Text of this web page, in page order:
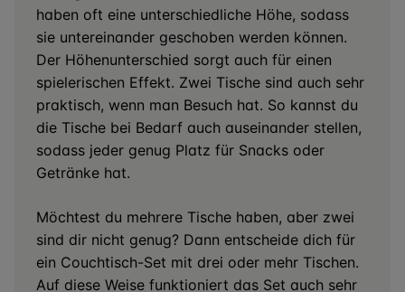
haben oft eine unterschiedliche Höhe, sodass
sie untereinander geschoben werden können.
Der Höhenunterschied sorgt auch für einen
spielerischen Effekt. Zwei Tische sind auch sehr
praktisch, wenn man Besuch hat. So kannst du
die Tische bei Bedarf auch auseinander stellen,
sodass jeder genug Platz für Snacks oder
Getränke hat.
Möchtest du mehrere Tische haben, aber zwei
sind dir nicht genug? Dann entscheide dich für
ein Couchtisch-Set mit drei oder mehr Tischen.
Auf diese Weise funktioniert das Set auch sehr